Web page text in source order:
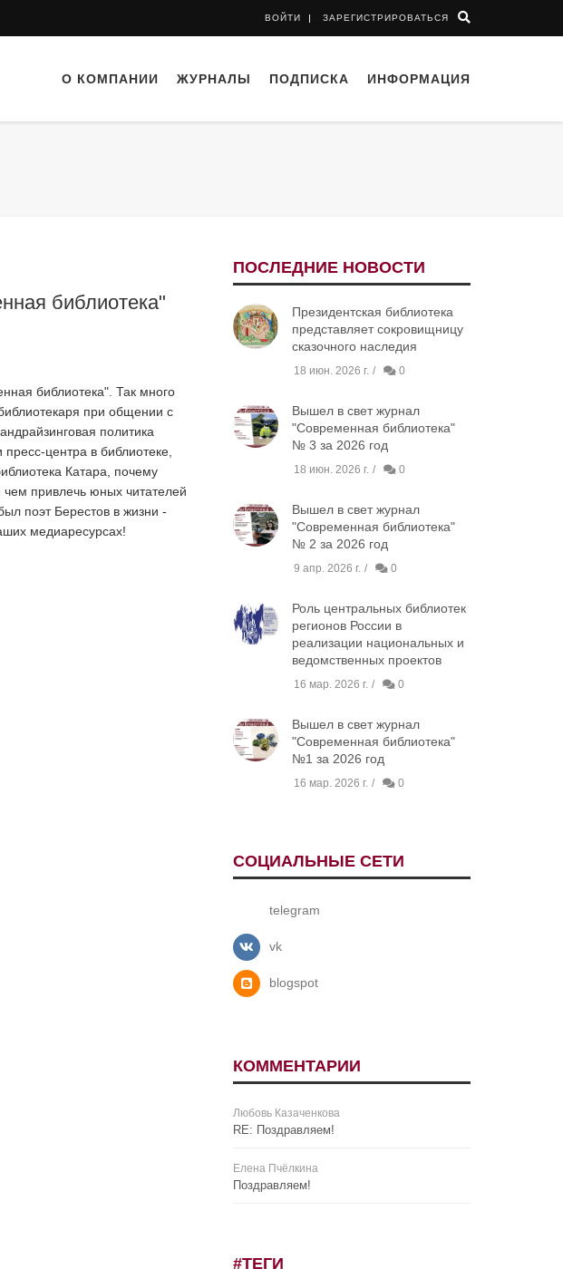
ВОЙТИ ЗАРЕГИСТРИРОВАТЬСЯ
О КОМПАНИИ ЖУРНАЛЫ ПОДПИСКА ИНФОРМАЦИЯ
библиотека"
библиотека". Так много
при общении с
политика
центра в библиотеке,
Катара, почему
чем привлечь юных читателей
поэт Берестов в жизни -
медиаресурсах!
ПОСЛЕДНИЕ НОВОСТИ
Президентская библиотека
представляет сокровищницу
сказочного наследия
18 июн. 2026 г. 0
Вышел в свет журнал
"Современная библиотека"
№ 3 за 2026 год
18 июн. 2026 г. 0
Вышел в свет журнал
"Современная библиотека"
№ 2 за 2026 год
9 апр. 2026 г. 0
Роль центральных библиотек
регионов России в
реализации национальных и
ведомственных проектов
16 мар. 2026 г. 0
Вышел в свет журнал
"Современная библиотека"
№1 за 2026 год
16 мар. 2026 г. 0
СОЦИАЛЬНЫЕ СЕТИ
telegram
vk
blogspot
КОММЕНТАРИИ
Любовь Казаченкова
RE: Поздравляем!
Елена Пчёлкина
Поздравляем!
#ТЕГИ